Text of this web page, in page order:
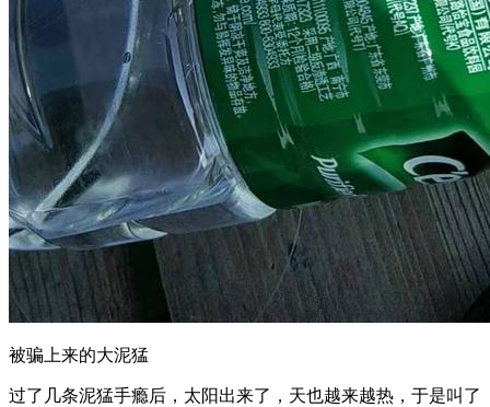
被骗上来的大泥猛
过了几条泥猛手瘾后，太阳出来了，天也越来越热，于是叫了